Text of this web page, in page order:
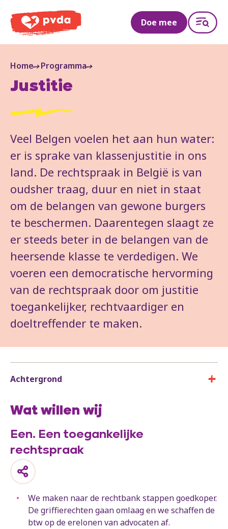
PVDA
Doe mee
Home Programma
Justitie
Veel Belgen voelen het aan hun water:
er is sprake van klassenjustitie in ons
land. De rechtspraak in België is van
oudsher traag, duur en niet in staat
om de belangen van gewone burgers
te beschermen. Daarentegen slaagt ze
er steeds beter in de belangen van de
heersende klasse te verdedigen. We
voeren een democratische hervorming
van de rechtspraak door om justitie
toegankelijker, rechtvaardiger en
doeltreffender te maken.
Achtergrond
Wat willen wij
Een. Een toegankelijke
rechtspraak
We maken naar de rechtbank stappen goedkoper.
De griffierechten gaan omlaag en we schaffen de
btw op de erelonen van advocaten af.